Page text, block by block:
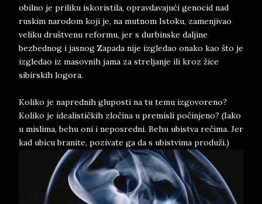
obilno je priliku iskoristila, opravdavajući genocid nad
ruskim narodom koji je, na mutnom Istoku, zamenjivao
veliku društvenu reformu, jer s durbinske daljine
bezbednog i jasnog Zapada nije izgledao onako kao što je
izgledao iz masovnih jama za streljanje ili kroz žice
sibirskih logora.
Koliko je naprednih gluposti na tu temu izgovoreno?
Koliko je idealističkih zločina u premisli počinjeno? (Iako
u mislima, behu oni i neposredni. Behu ubistva rečima. Jer
kad ubicu branite, pozivate ga da s ubistvima produži.)